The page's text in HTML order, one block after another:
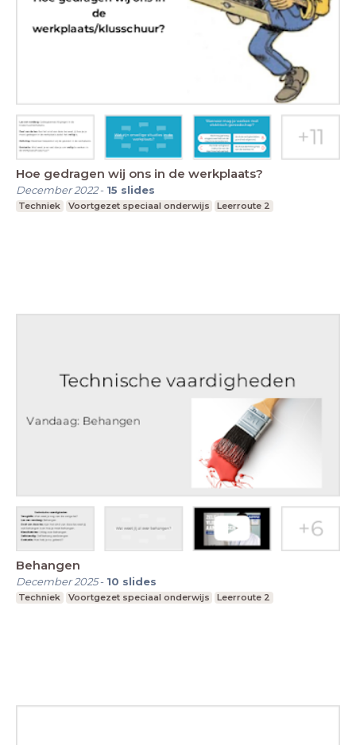
Hoe gedragen wij ons in de werkplaats?
December 2022- 15 slides
Techniek Voortgezet speciaal onderwijs Leerroute 2
Behangen
December 2025- 10 slides
Techniek Voortgezet speciaal onderwijs Leerroute 2